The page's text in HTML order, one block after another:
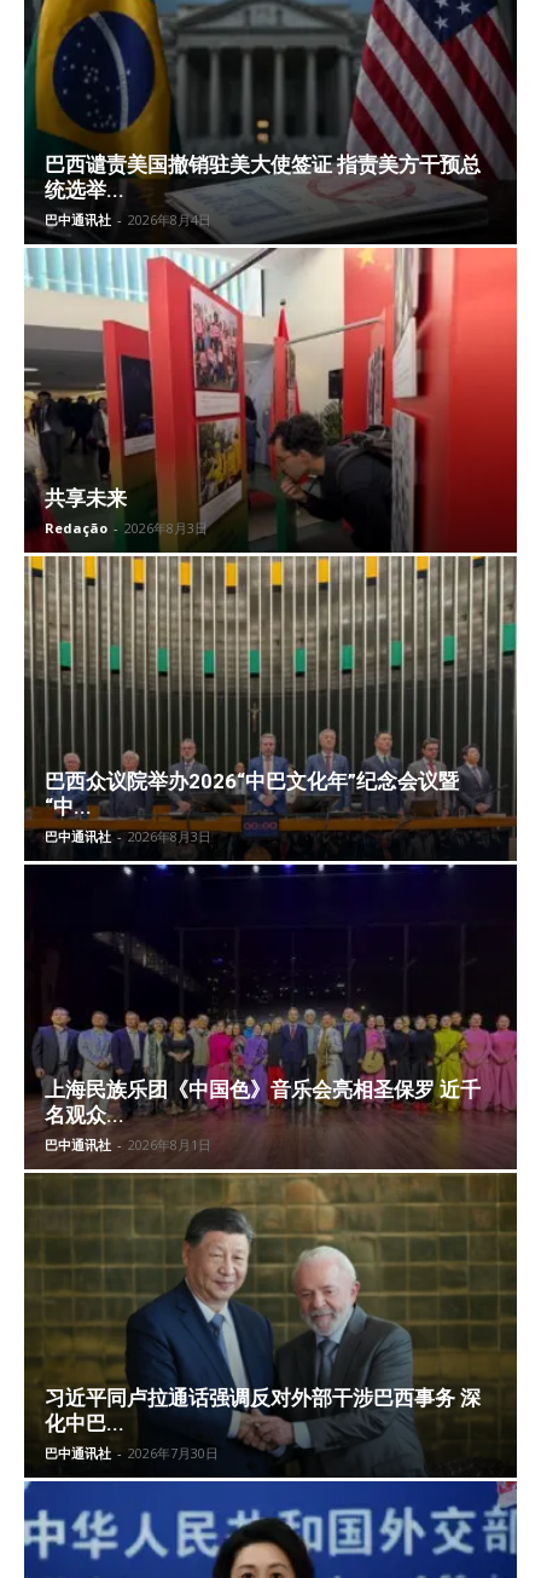
巴西谴责美国撤销驻美大使签证 指责美方干预总
统选举...
巴中通讯社 - 2026年8月4日
共享未来
Redação - 2026年8月3日
巴西众议院举办2026“中巴文化年”纪念会议暨
“中...
巴中通讯社 - 2026年8月3日
上海民族乐团《中国色》音乐会亮相圣保罗 近千
名观众...
巴中通讯社 - 2026年8月1日
习近平同卢拉通话强调反对外部干涉巴西事务 深
化中巴...
巴中通讯社 - 2026年7月30日